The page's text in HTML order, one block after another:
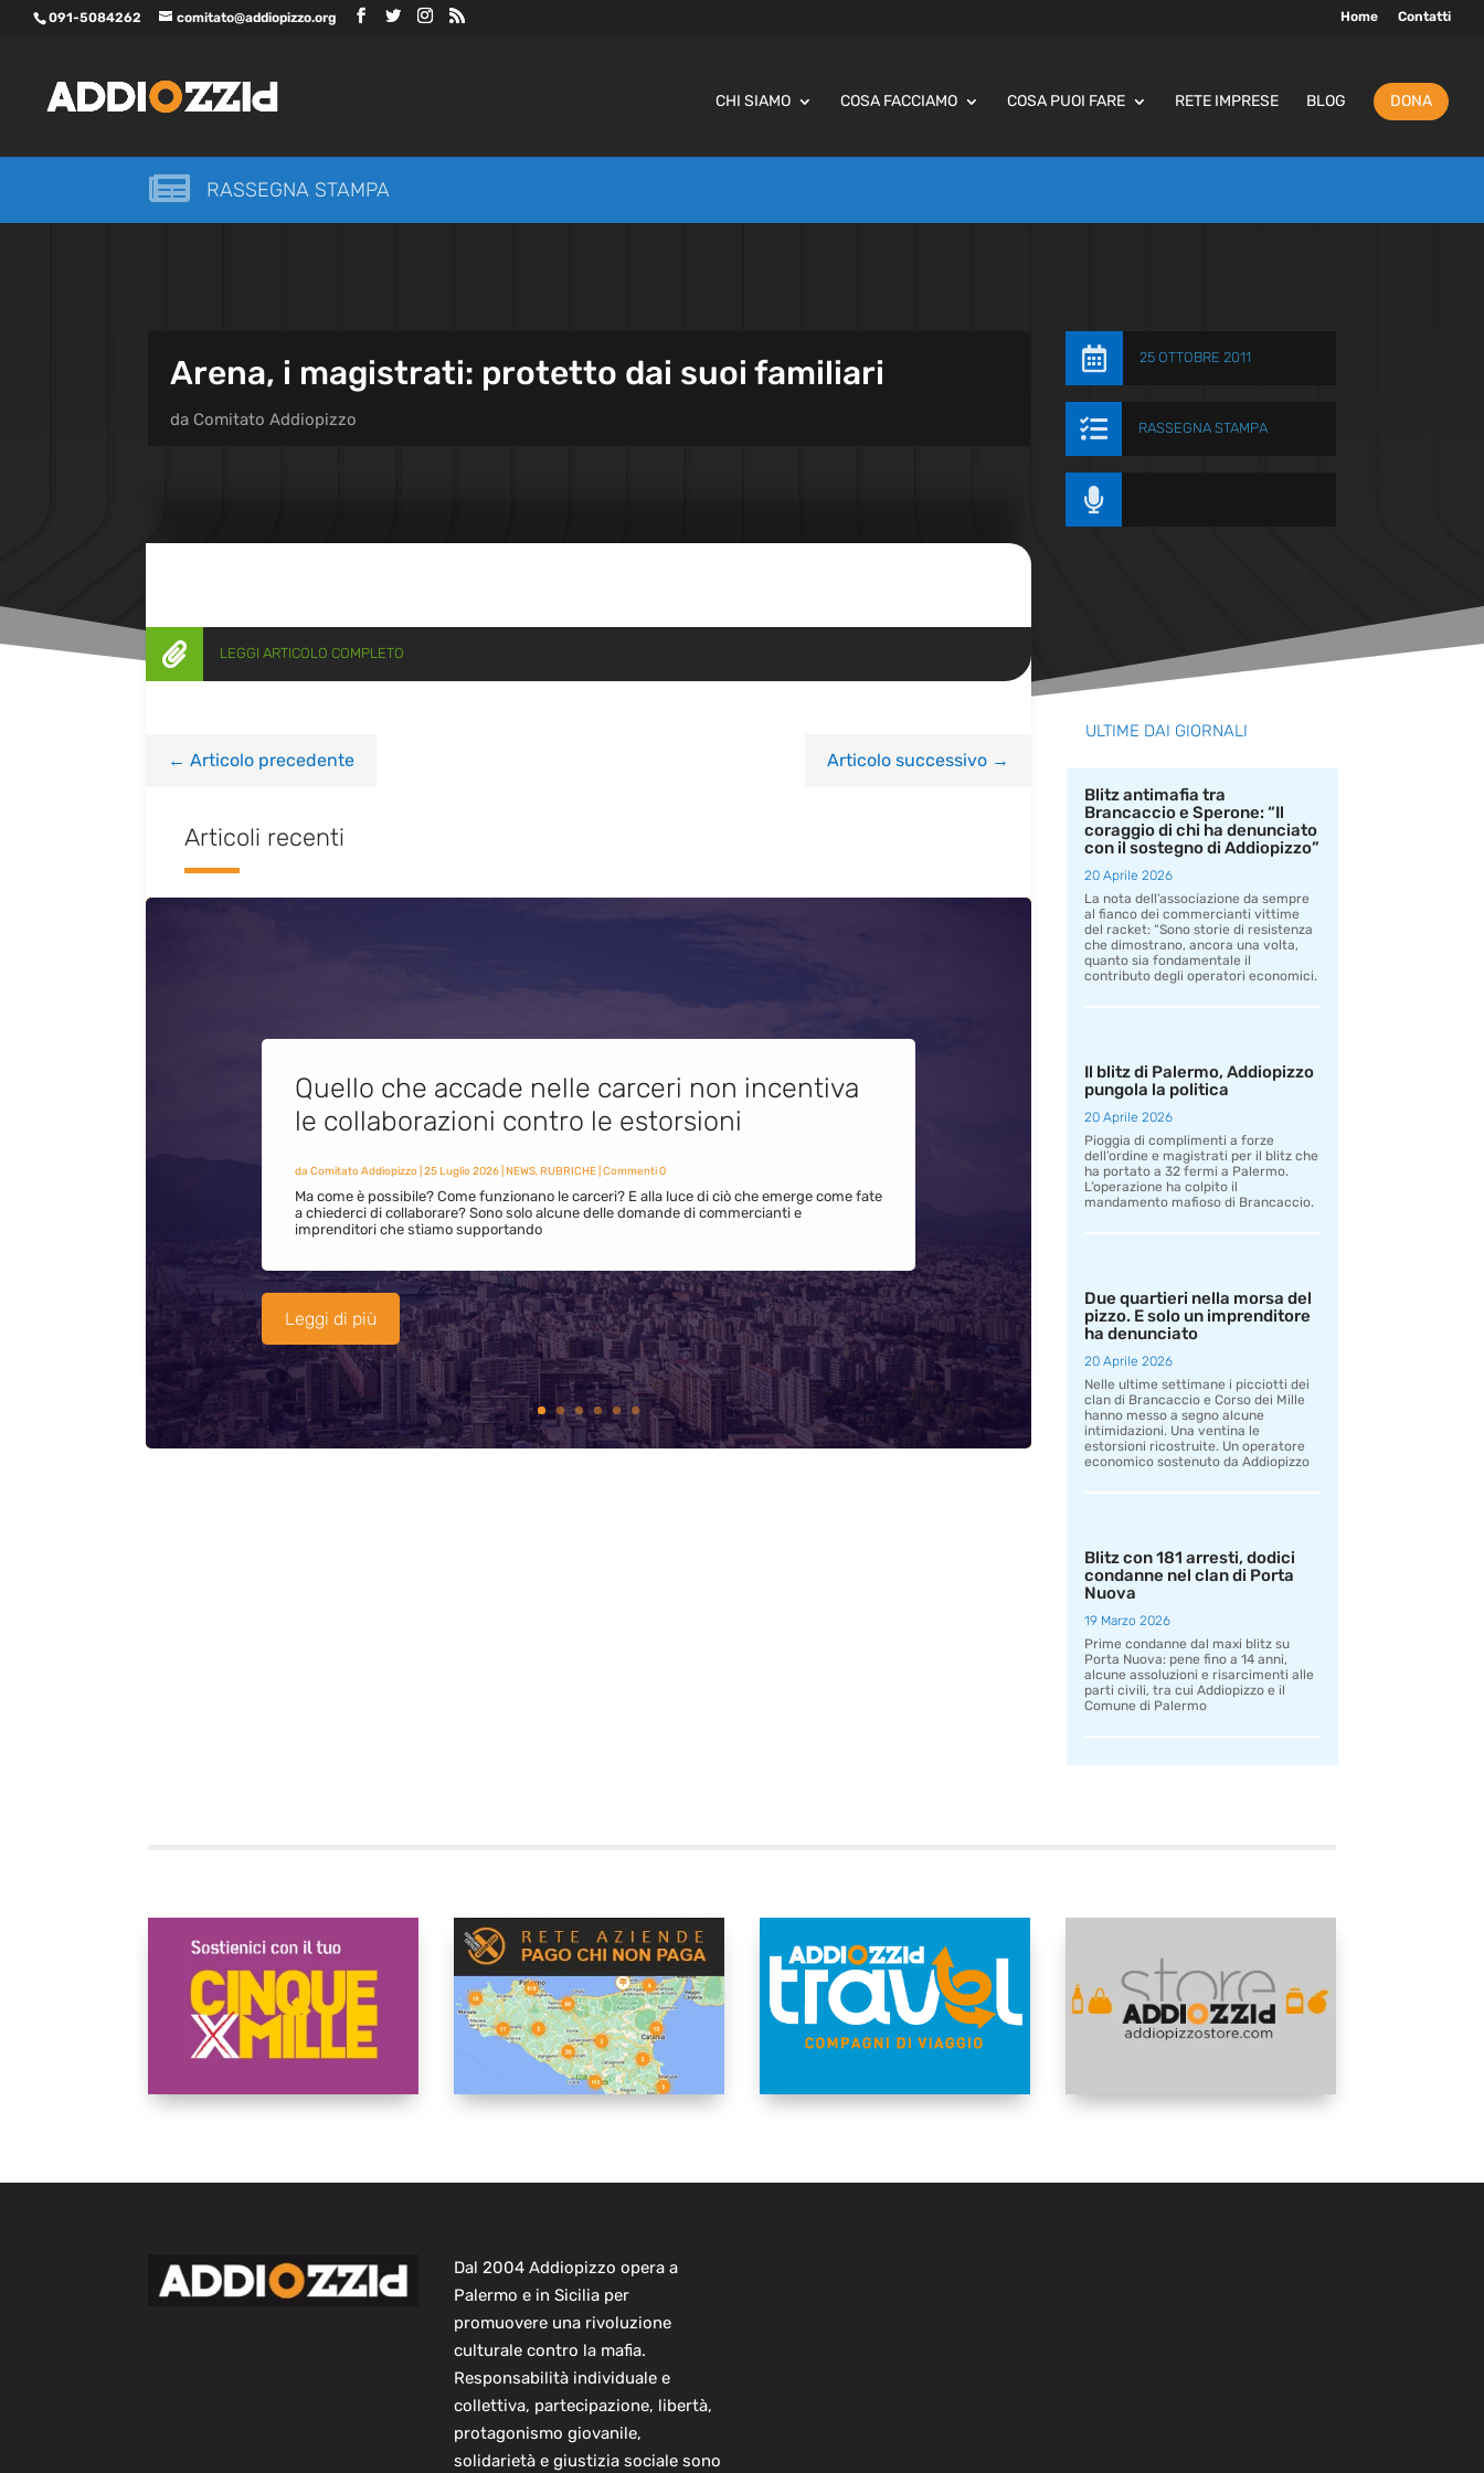
091-5084262 comitato@addiopizzo.org Home Contatti
CHI SIAMO COSA FACCIAMO COSA PUOI FARE RETE IMPRESE BLOG DONA
 RASSEGNA STAMPA
Arena, i magistrati: protetto dai suoi familiari
da Comitato Addiopizzo
 25 OTTOBRE 2011
 RASSEGNA STAMPA

 LEGGI ARTICOLO COMPLETO
← Articolo precedente Articolo successivo→
Articoli recenti
Quello che accade nelle carceri non incentiva
le collaborazioni contro le estorsioni
da Comitato Addiopizzo| 25 Luglio 2026| NEWS,RUBRICHE| Commenti 0
Ma come è possibile? Come funzionano le carceri? E alla luce di ciò che emerge come fate
a chiederci di collaborare? Sono solo alcune delle domande di commercianti e
imprenditori che stiamo supportando
Leggi di più
ULTIME DAI GIORNALI
Blitz antimafia tra
Brancaccio e Sperone: “Il
coraggio di chi ha denunciato
con il sostegno di Addiopizzo”
20 Aprile 2026
La nota dell’associazione da sempre
al fianco dei commercianti vittime
del racket: “Sono storie di resistenza
che dimostrano, ancora una volta,
quanto sia fondamentale il
contributo degli operatori economici.
Il blitz di Palermo, Addiopizzo
pungola la politica
20 Aprile 2026
Pioggia di complimenti a forze
dell’ordine e magistrati per il blitz che
ha portato a 32 fermi a Palermo.
L’operazione ha colpito il
mandamento mafioso di Brancaccio.
Due quartieri nella morsa del
pizzo. E solo un imprenditore
ha denunciato
20 Aprile 2026
Nelle ultime settimane i picciotti dei
clan di Brancaccio e Corso dei Mille
hanno messo a segno alcune
intimidazioni. Una ventina le
estorsioni ricostruite. Un operatore
economico sostenuto da Addiopizzo
Blitz con 181 arresti, dodici
condanne nel clan di Porta
Nuova
19 Marzo 2026
Prime condanne dal maxi blitz su
Porta Nuova: pene fino a 14 anni,
alcune assoluzioni e risarcimenti alle
parti civili, tra cui Addiopizzo e il
Comune di Palermo
Dal 2004 Addiopizzo opera a
Palermo e in Sicilia per
promuovere una rivoluzione
culturale contro la mafia.
Responsabilità individuale e
collettiva, partecipazione, libertà,
protagonismo giovanile,
solidarietà e giustizia sociale sono